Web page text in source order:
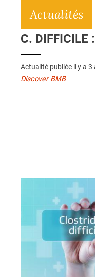
Actualités
C.
Actualité publiée il y a 3
Discover BMB